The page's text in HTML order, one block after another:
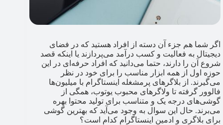
اگر شما هم جزء آن دسته از افراد هستید که در فضای
دیجیتال به فعالیت و کسب درآمد می‌پردازند یا اینکه قصد
شروع آن را دارند، حتما می‌دانید که افراد حرفه‌ای در این
حوزه اول از همه ابزار مناسب را برای خود در نظر
می‌گیرند. از بلاگرهای پرمشغله اینستاگرام با میلیون‌ها
فالوور گرفته تا ولاگرهای محبوب یوتوب، همگی از
گوشی‌های درجه یک و متناسب برای تولید محتوا بهره
می‌‌برند. حال این سوال به وجود می‌آید که بهترین گوشی
برای بلاگری و ادمین اینستاگرام کدام است؟